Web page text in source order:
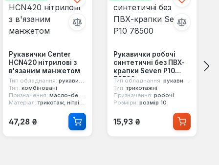
Рукавички Center
HCN420 нітрилові з
в'язаним манжетом
Тип обладнання: рукавички
Тип: комбіновані
Призначення: масло-бензостійкі
Матеріал: трикотаж, нітріл, бавовна
Звичайна ціна:
47,28 ₴
Рукавички робочі
синтетичні без ПВХ-
крапки Seven Р10
78500
Тип обладнання: рукавички
Тип: трикотажні
Призначення: робочі
Розміри: розмір 10
Звичайна ціна:
15,93 ₴